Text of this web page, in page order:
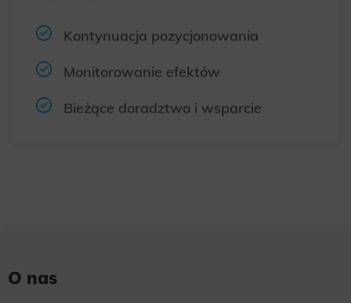
Kontynuacja pozycjonowania
Monitorowanie efektów
Bieżące doradztwo i wsparcie
O nas